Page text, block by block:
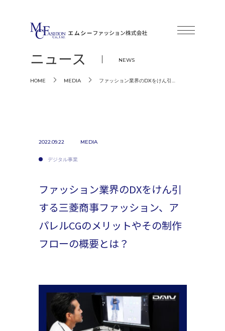
ニュース NEWS
HOME MEDIA ファッション業界のDXをけん引…
2022.09.22 MEDIA
デジタル事業
ファッション業界のDXをけん引
する三菱商事ファッション、ア
パレルCGのメリットやその制作
フローの概要とは？